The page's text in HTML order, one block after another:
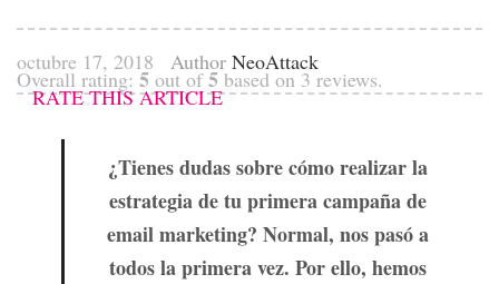
octubre 17, 2018 Author NeoAttack
Overall rating: 5out of5 based on 3 reviews.
RATE THIS ARTICLE
¿Tienes dudas sobre cómo realizar la
estrategia de tu primera campaña de
email marketing? Normal, nos pasó a
todos la primera vez. Por ello, hemos